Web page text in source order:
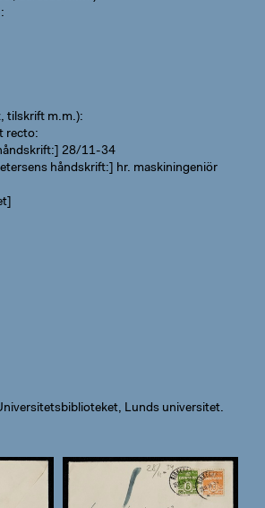
tilskrift m.m.)
recto:
28/11-34
håndskrift:] hr. maskiningeniör
Lunds universitet.